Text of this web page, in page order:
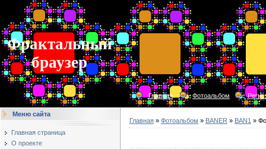
Фрактальный
браузер
Главная Фотоальбом
Меню сайта
Главная страница
О проекте
Главная » Фотоальбом » BANER » BAN1 »